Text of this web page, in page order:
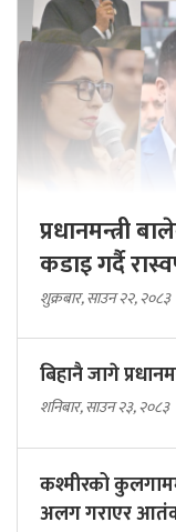
प्रधानमन्त्री
कडाइ गर्दै
शुक्रबार, साउन २२, २०८३
बिहानै जागे
शनिबार, साउन २३, २०८३
कश्मीरको
अलग गराएर